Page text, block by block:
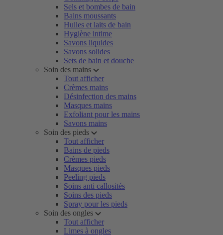
Sels et bombes de bain
Bains moussants
Huiles et laits de bain
Hygiène intime
Savons liquides
Savons solides
Sets de bain et douche
Soin des mains
Tout afficher
Crèmes mains
Désinfection des mains
Masques mains
Exfoliant pour les mains
Savons mains
Soin des pieds
Tout afficher
Bains de pieds
Crèmes pieds
Masques pieds
Peeling pieds
Soins anti callosités
Soins des pieds
Spray pour les pieds
Soin des ongles
Tout afficher
Limes à ongles